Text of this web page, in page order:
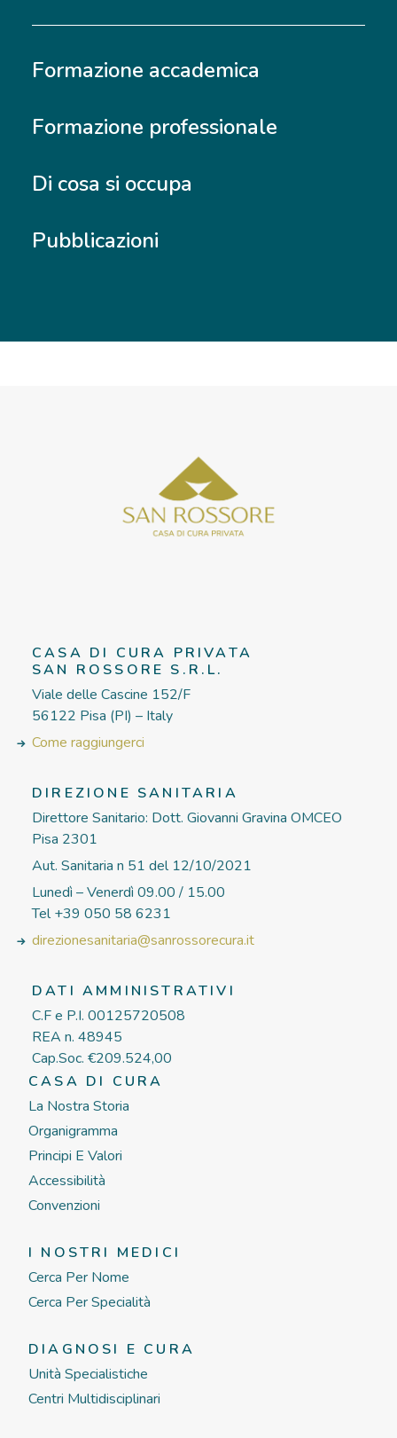
Formazione accademica
Formazione professionale
Di cosa si occupa
Pubblicazioni
CASA DI CURA PRIVATA
SAN ROSSORE S.R.L.
Viale delle Cascine 152/F
56122 Pisa (PI) – Italy
Come raggiungerci
DIREZIONE SANITARIA
Direttore Sanitario: Dott. Giovanni Gravina OMCEO
Pisa 2301
Aut. Sanitaria n 51 del 12/10/2021
Lunedì – Venerdì 09.00 / 15.00
Tel +39 050 58 6231
direzionesanitaria@sanrossorecura.it
DATI AMMINISTRATIVI
C.F e P.I. 00125720508
REA n. 48945
Cap.Soc. €209.524,00
CASA DI CURA
La Nostra Storia
Organigramma
Principi E Valori
Accessibilità
Convenzioni
I NOSTRI MEDICI
Cerca Per Nome
Cerca Per Specialità
DIAGNOSI E CURA
Unità Specialistiche
Centri Multidisciplinari